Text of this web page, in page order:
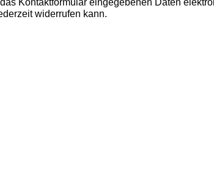
widerrufen kann.